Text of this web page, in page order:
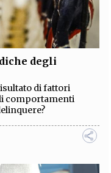
degli
di fattori
comportamenti